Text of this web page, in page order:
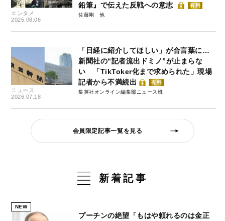
エンタメ
2025.08.06
鉛筆』で伝えた反戦への意志
有料
佐藤剛
ニュース
2026.07.18
「日経に紹介してほしい」が合言葉に…
新聞社の“記者流出ドミノ”が止まらな
い 「TikToker化まで求められた」現場
記者から不満続出
有料
集英社オンライン編集部ニュース班
会員限定記事一覧を見る
新着記事
NEW
プーチンの絶望「もはや頼れるのは金正